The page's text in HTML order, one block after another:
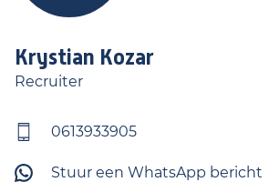
Krystian Kozar
Recruiter
0613933905
Stuur een WhatsApp bericht